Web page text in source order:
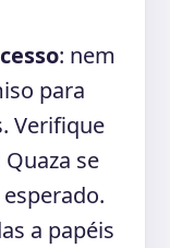
: nem
para
Verifique
se
a papéis